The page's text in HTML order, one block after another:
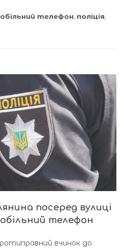
телефон поліція
посеред вулиці
телефон
вчинок до